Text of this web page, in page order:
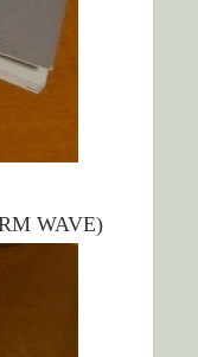
WAVE)